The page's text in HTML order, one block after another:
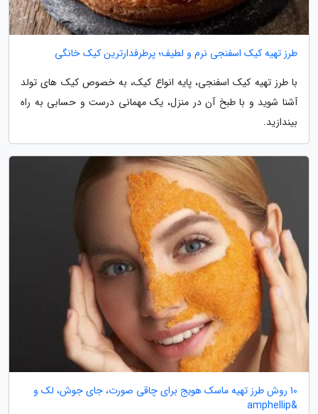
طرز تهیه کیک اسفنجی نرم و لطیف؛ پرطرفدارترین کیک خانگی
با طرز تهیه کیک اسفنجی، پایه انواع کیک، به خصوص کیک های تولد
آشنا شوید و با طبخ آن در منزل، یک مهمانی درست و حسابی به راه
بیندازید.
10 روش طرز تهیه ماسک هویج برای چاقی صورت، جای جوش، لک و
&amphellip